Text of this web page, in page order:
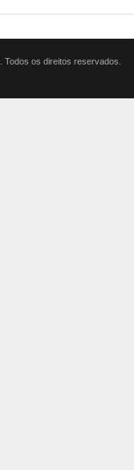
os direitos reservados.